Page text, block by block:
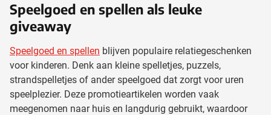
Speelgoed en spellen als leuke
giveaway
Speelgoed en spellen blijven populaire relatiegeschenken
voor kinderen. Denk aan kleine spelletjes, puzzels,
strandspelletjes of ander speelgoed dat zorgt voor uren
speelplezier. Deze promotieartikelen worden vaak
meegenomen naar huis en langdurig gebruikt, waardoor